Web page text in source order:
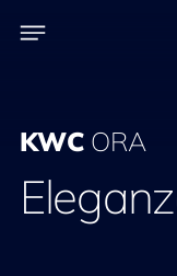
KWC ORA